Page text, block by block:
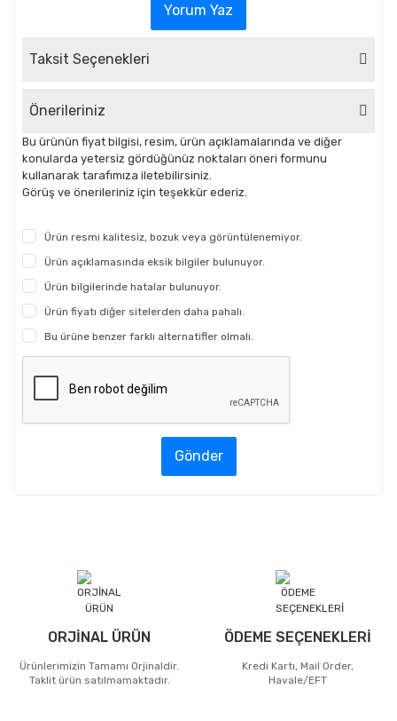
Yorum Yaz
Taksit Seçenekleri
Önerileriniz
Bu ürünün fiyat bilgisi, resim, ürün açıklamalarında ve diğer
konularda yetersiz gördüğünüz noktaları öneri formunu
kullanarak tarafımıza iletebilirsiniz.
Görüş ve önerileriniz için teşekkür ederiz.
Ürün resmi kalitesiz, bozuk veya görüntülenemiyor.
Ürün açıklamasında eksik bilgiler bulunuyor.
Ürün bilgilerinde hatalar bulunuyor.
Ürün fiyatı diğer sitelerden daha pahalı.
Bu ürüne benzer farklı alternatifler olmalı.
Gönder
ORJİNAL ÜRÜN
Ürünlerimizin Tamamı Orjinaldir.
Taklit ürün satılmamaktadır.
ÖDEME SEÇENEKLERİ
Kredi Kartı, Mail Order,
Havale/EFT